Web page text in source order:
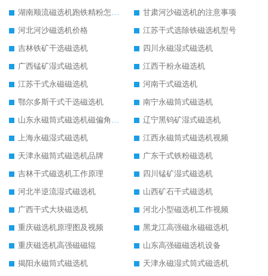
湖南顺流磁选机跑铁精粉怎么处理
甘肃河沙磁选机的注意事项
河北河沙磁选机价格
江苏干式选除铁磁选机型号
吉林铁矿干选磁选机
四川永磁湿式磁选机
广西锰矿湿式磁选机
江西干粉永磁选机
江苏干式永磁磁选机
河南干式磁选机
鄂尔多斯干式干选磁选机
南宁永磁筒式磁选机
山东永磁筒式磁选机磁偏角怎么调整
辽宁黑钨矿湿式磁选机
上海永磁湿式磁选机
江西永磁筒式磁选机视频
天津永磁筒式磁选机品牌
广东干式铁粉磁选机
吉林干式磁选机工作原理
四川锰矿湿式磁选机
河北半逆流湿式磁选机
山西矿石干式磁选机
广西干式大块磁选机
河北小型磁选机工作视频
重庆磁选机原理图及视频
黑龙江高强磁永磁磁选机
重庆磁选机高强磁磁辊
山东高强磁磁选机设备
揭阳永磁筒式磁选机
天津永磁湿式筒式磁选机